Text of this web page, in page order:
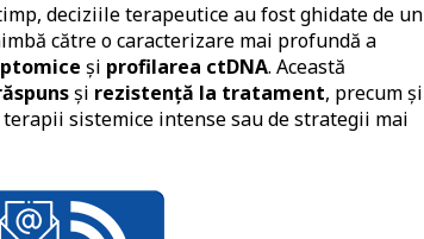
deciziile terapeutice au fost ghidate de un
către o caracterizare mai profundă a
și profilarea ctDNA. Această
și rezistență la tratament, precum și
sistemice intense sau de strategii mai